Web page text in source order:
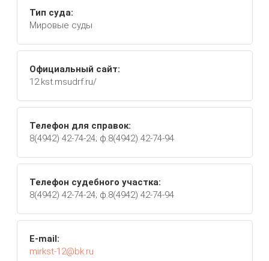
Тип суда:
Мировые суды
Официальный сайт:
12.kst.msudrf.ru/
Телефон для справок:
8(4942) 42-74-24; ф.8(4942) 42-74-94
Телефон судебного участка:
8(4942) 42-74-24; ф.8(4942) 42-74-94
E-mail:
mirkst-12@bk.ru